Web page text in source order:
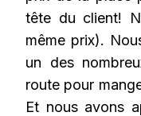
tête du client!
même prix).
un des
route pour
Et nous avons